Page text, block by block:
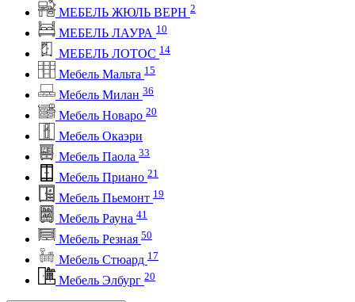
МЕБЕЛЬ ЖЮЛЬ ВЕРН 2
МЕБЕЛЬ ЛАУРА 10
МЕБЕЛЬ ЛОТОС 14
Мебель Мальта 15
Мебель Милан 36
Мебель Новаро 20
Мебель Окаэри
Мебель Паола 33
Мебель Приано 21
Мебель Пьемонт 19
Мебель Рауна 41
Мебель Резная 50
Мебель Стюард 17
Мебель Элбург 20